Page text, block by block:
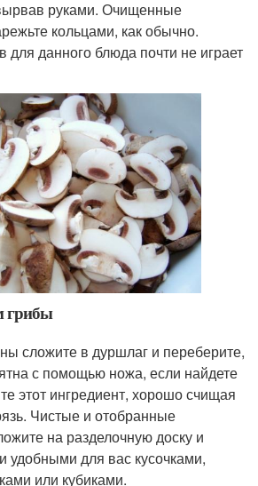
руками. Очищенные
кольцами, как обычно.
для данного блюда почти не играет
грибы
сложите в дуршлаг и переберите,
с помощью ножа, если найдете
этот ингредиент, хорошо счищая
Чистые и отобранные
на разделочную доску и
удобными для вас кусочками,
или кубиками.